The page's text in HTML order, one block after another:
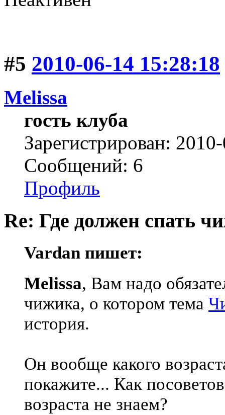
#5 2010-06-14 15:28:18
Melissa
гость клуба
Зарегистрирован:
Сообщений: 6
Профиль
Re: Где должен спать
Vardan пишет:
Melissa, Вам надо
чижика, о котором тема
история.
Он вообще какого
покажите... Как
возраста не знаем?